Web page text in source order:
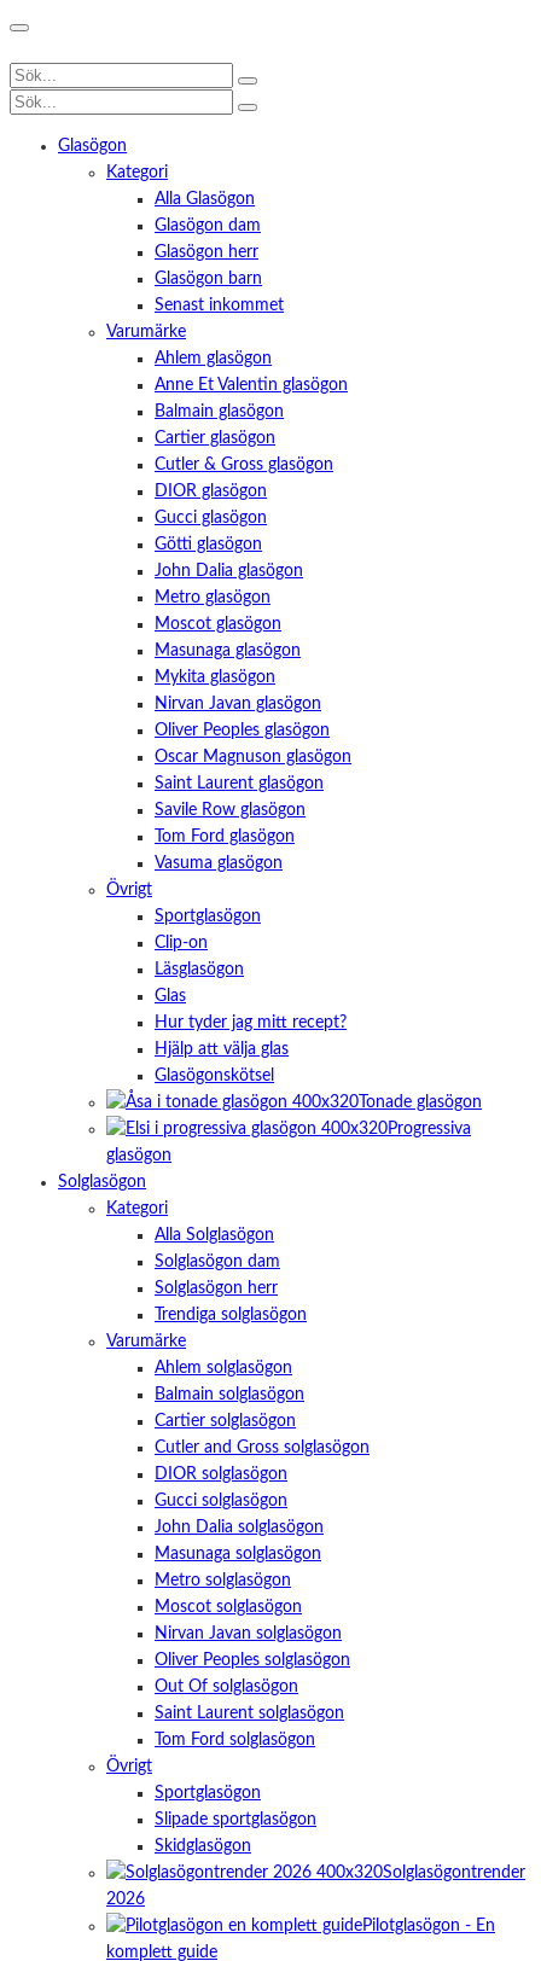
Glasögon
Kategori
Alla Glasögon
Glasögon dam
Glasögon herr
Glasögon barn
Senast inkommet
Varumärke
Ahlem glasögon
Anne Et Valentin glasögon
Balmain glasögon
Cartier glasögon
Cutler & Gross glasögon
DIOR glasögon
Gucci glasögon
Götti glasögon
John Dalia glasögon
Metro glasögon
Moscot glasögon
Masunaga glasögon
Mykita glasögon
Nirvan Javan glasögon
Oliver Peoples glasögon
Oscar Magnuson glasögon
Saint Laurent glasögon
Savile Row glasögon
Tom Ford glasögon
Vasuma glasögon
Övrigt
Sportglasögon
Clip-on
Läsglasögon
Glas
Hur tyder jag mitt recept?
Hjälp att välja glas
Glasögonskötsel
Tonade glasögon
Progressiva
glasögon
Solglasögon
Kategori
Alla Solglasögon
Solglasögon dam
Solglasögon herr
Trendiga solglasögon
Varumärke
Ahlem solglasögon
Balmain solglasögon
Cartier solglasögon
Cutler and Gross solglasögon
DIOR solglasögon
Gucci solglasögon
John Dalia solglasögon
Masunaga solglasögon
Metro solglasögon
Moscot solglasögon
Nirvan Javan solglasögon
Oliver Peoples solglasögon
Out Of solglasögon
Saint Laurent solglasögon
Tom Ford solglasögon
Övrigt
Sportglasögon
Slipade sportglasögon
Skidglasögon
Solglasögontrender
2026
Pilotglasögon - En
komplett guide